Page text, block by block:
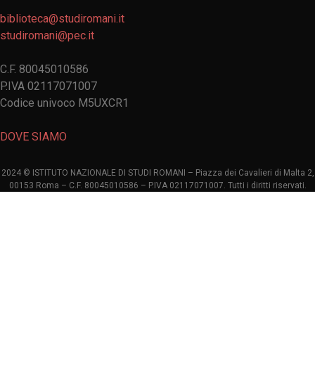
biblioteca@studiromani.it
studiromani@pec.it
C.F. 80045010586
P.IVA 02117071007
Codice univoco M5UXCR1
DOVE SIAMO
2024 © ISTITUTO NAZIONALE DI STUDI ROMANI – Piazza dei Cavalieri di Malta 2,
00153 Roma – C.F. 80045010586 – P.IVA 02117071007. Tutti i diritti riservati.